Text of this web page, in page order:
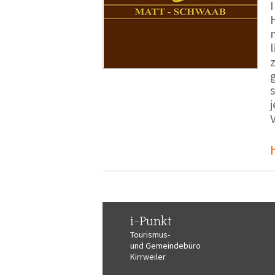
i-Punkt
Tourismus-
und Gemeindebüro
Kirrweiler